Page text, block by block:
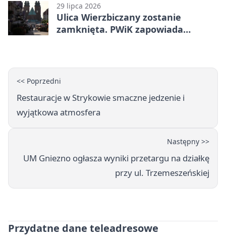
29 lipca 2026
Ulica Wierzbiczany zostanie
zamknięta. PWiK zapowiada
<< Poprzedni
Restauracje w Strykowie smaczne jedzenie i
wyjątkowa atmosfera
Następny >>
UM Gniezno ogłasza wyniki przetargu na działkę
przy ul. Trzemeszeńskiej
Przydatne dane teleadresowe